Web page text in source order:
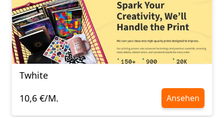
Twhite
10,6 €/M.
Ansehen